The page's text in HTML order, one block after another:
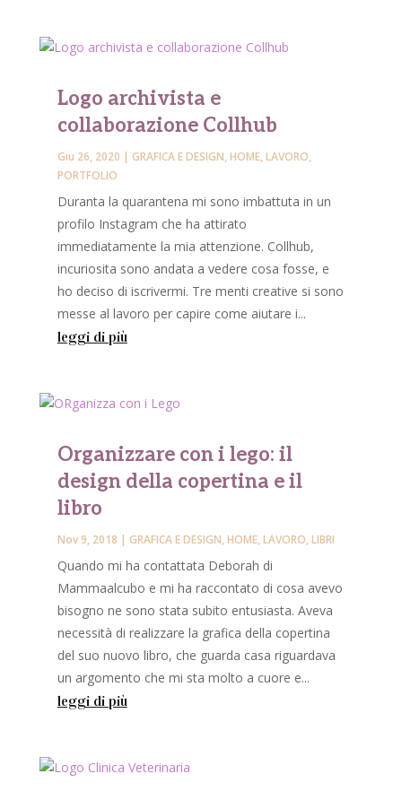
Logo archivista e
collaborazione Collhub
Giu 26, 2020 | GRAFICA E DESIGN,HOME,LAVORO,
PORTFOLIO
Duranta la quarantena mi sono imbattuta in un
profilo Instagram che ha attirato
immediatamente la mia attenzione. Collhub,
incuriosita sono andata a vedere cosa fosse, e
ho deciso di iscrivermi. Tre menti creative si sono
messe al lavoro per capire come aiutare i...
leggi di più
Organizzare con i lego: il
design della copertina e il
libro
Nov 9, 2018 | GRAFICA E DESIGN,HOME,LAVORO,LIBRI
Quando mi ha contattata Deborah di
Mammaalcubo e mi ha raccontato di cosa avevo
bisogno ne sono stata subito entusiasta. Aveva
necessità di realizzare la grafica della copertina
del suo nuovo libro, che guarda casa riguardava
un argomento che mi sta molto a cuore e...
leggi di più